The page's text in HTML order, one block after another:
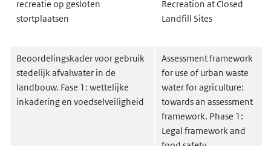
recreatie op gesloten
stortplaatsen
Recreation at Closed
Landfill Sites
Beoordelingskader voor gebruik
stedelijk afvalwater in de
landbouw. Fase 1: wettelijke
inkadering en voedselveiligheid
Assessment framework
for use of urban waste
water for agriculture:
towards an assessment
framework. Phase 1:
Legal framework and